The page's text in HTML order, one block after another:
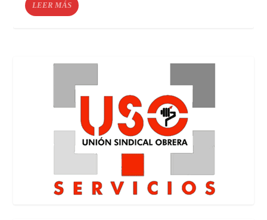
LEER MÁS